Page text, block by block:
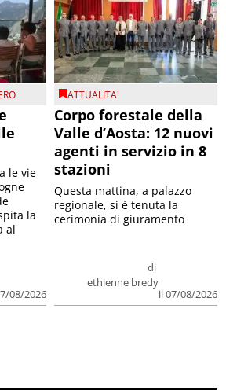
08/2026
le vie
la
al
ATTUALITA'
Corpo forestale della
Valle d’Aosta: 12 nuovi
agenti in servizio in 8
stazioni
di
ethienne bredy
il 07/08/2026
Questa mattina, a palazzo
regionale, si è tenuta la
cerimonia di giuramento